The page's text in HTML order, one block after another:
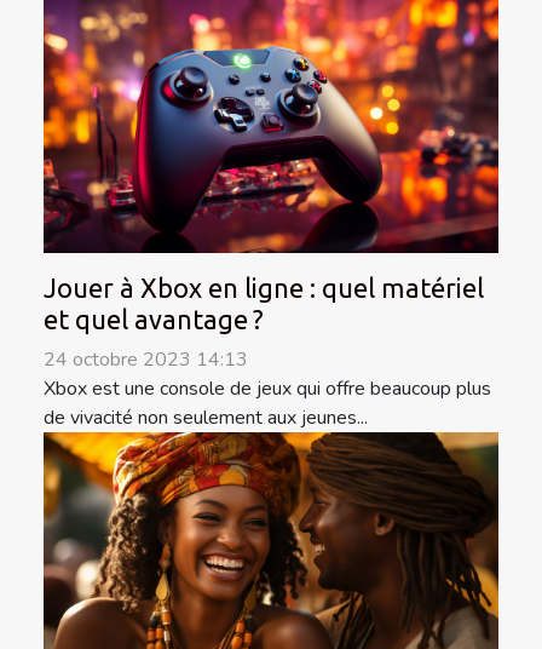
Jouer à Xbox en ligne : quel matériel
et quel avantage ?
24 octobre 2023 14:13
Xbox est une console de jeux qui offre beaucoup plus
de vivacité non seulement aux jeunes...